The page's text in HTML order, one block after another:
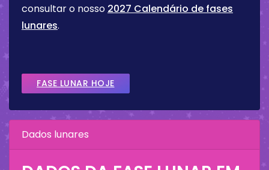
consultar o nosso 2027 Calendário de fases
lunares.
FASE LUNAR HOJE
Dados lunares